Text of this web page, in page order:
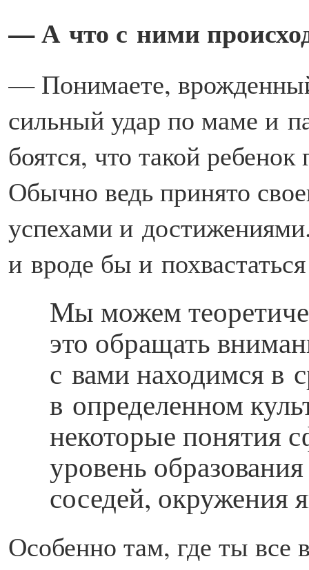
— А что с ними
— Понимаете,
сильный удар по маме и
боятся, что такой
Обычно ведь принято
успехами и
и вроде бы и
Мы можем
это обращать
с вами находимся в
в определенном
некоторые понятия
уровень
соседей, окружения
Особенно там, где ты все